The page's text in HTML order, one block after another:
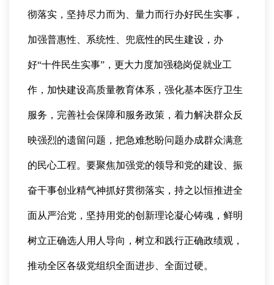
彻落实，坚持尽力而为、量力而行办好民生实事，
加强普惠性、系统性、兜底性的民生建设，办
好“十件民生实事”，更大力度加强稳岗促就业工
作，加快建设高质量教育体系，强化基本医疗卫生
服务，完善社会保障和服务政策，着力解决群众反
映强烈的遗留问题，把急难愁盼问题办成群众满意
的民心工程。要聚焦加强党的领导和党的建设、振
奋干事创业精气神抓好贯彻落实，持之以恒推进全
面从严治党，坚持用党的创新理论凝心铸魂，鲜明
树立正确选人用人导向，树立和践行正确政绩观，
推动全区各级党组织全面进步、全面过硬。